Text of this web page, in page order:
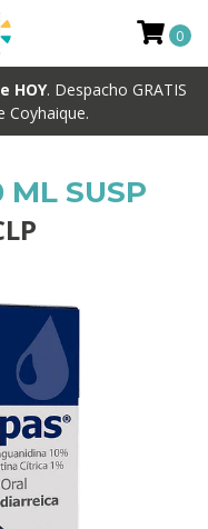
HOY. Despacho GRATIS
Coyhaique.
0
ML SUSP